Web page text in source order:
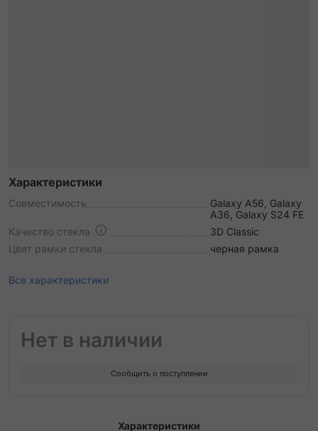
Характеристики
Совместимость
Galaxy A56, Galaxy
A36, Galaxy S24 FE
Качество стекла
3D Classic
Цвет рамки стекла
черная рамка
Все характеристики
Нет в наличии
Сообщить о поступлении
Характеристики